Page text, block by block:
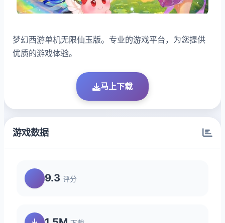
梦幻西游单机无限仙玉版。专业的游戏平台，为您提供
优质的游戏体验。
马上下载
游戏数据
9.3 评分